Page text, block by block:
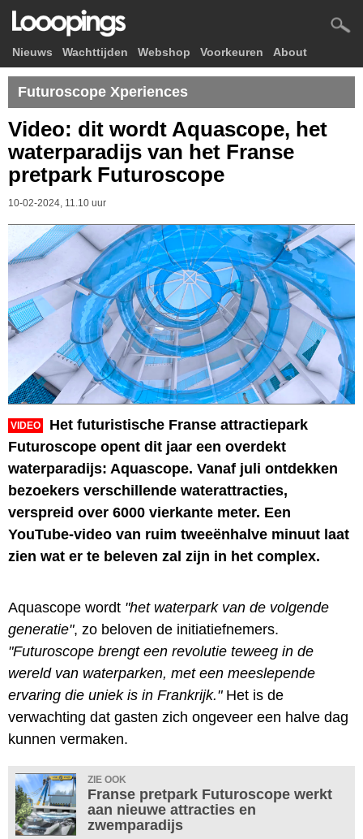
Nieuws Wachttijden Webshop Voorkeuren About
Futuroscope Xperiences
Video: dit wordt Aquascope, het
waterparadijs van het Franse
pretpark Futuroscope
10-02-2024, 11.10 uur
VIDEO
Het futuristische Franse attractiepark
Futuroscope opent dit jaar een overdekt
waterparadijs: Aquascope. Vanaf juli ontdekken
bezoekers verschillende waterattracties,
verspreid over 6000 vierkante meter. Een
YouTube-video van ruim tweeënhalve minuut laat
zien wat er te beleven zal zijn in het complex.
Aquascope wordt "het waterpark van de volgende
generatie", zo beloven de initiatiefnemers.
"Futuroscope brengt een revolutie teweeg in de
wereld van waterparken, met een meeslepende
ervaring die uniek is in Frankrijk."Het is de
verwachting dat gasten zich ongeveer een halve dag
kunnen vermaken.
ZIE OOK
Franse pretpark Futuroscope werkt
aan nieuwe attracties en
zwemparadijs